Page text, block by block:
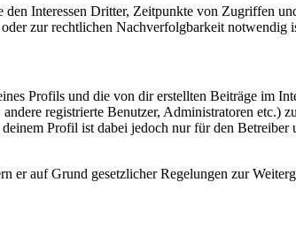
den Interessen Dritter, Zeitpunkte von Zugriffen
zur rechtlichen Nachverfolgbarkeit notwendig
Profils und die von dir erstellten Beiträge im
registrierte Benutzer, Administratoren etc.)
Profil ist dabei jedoch nur für den Betreiber
auf Grund gesetzlicher Regelungen zur